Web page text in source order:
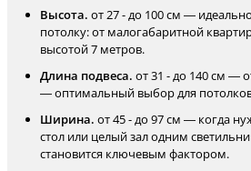
Высота. от 27 - до 100 см —
потолку: от малогабаритной
высотой 7 метров.
Длина подвеса. от 31 - до 140 см —
— оптимальный выбор для
Ширина. от 45 - до 97 см — когда
стол или целый зал одним
становится ключевым фактором.